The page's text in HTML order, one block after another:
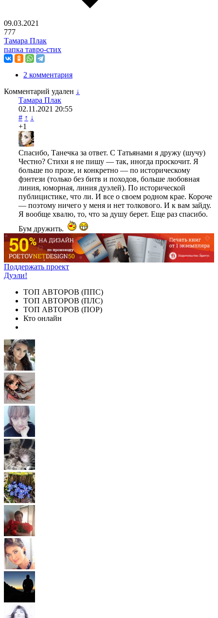
09.03.2021
777
Тамара Плак
папка тавро-стих
2 комментария
Комментарий удален ↓
Тамара Плак
02.11.2021 20:55
# ↑ ↓
+1
Спасибо, Танечка за ответ. С Татьянами я дружу (шучу)
Честно? Стихи я не пишу — так, иногда проскочит. Я
больше по прозе, и конкретно — по историческому
фэнтези (только без битв и походов, больше любовная
линия, юморная, линия дуэлей). По исторической
публицистике, что ли. И все о своем родном крае. Короче
— поэтому ничего у меня и нет толкового. И к вам зайду.
Я вообще хвалю, то, что за душу берет. Еще раз спасибо.
Бум дружить.
Поддержать проект
Дуэли!
ТОП АВТОРОВ (ППС)
ТОП АВТОРОВ (ПЛС)
ТОП АВТОРОВ (ПОР)
Кто онлайн